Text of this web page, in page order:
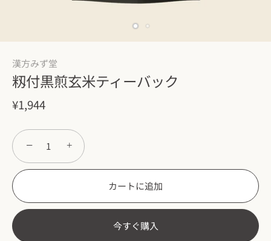
漢方みず堂
籾付黒煎玄米ティーバック
¥1,944
− +
カートに追加
今すぐ購入